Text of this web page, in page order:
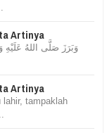
Artinya
وَبَرَزَ صَلَّى اللهُ
Artinya